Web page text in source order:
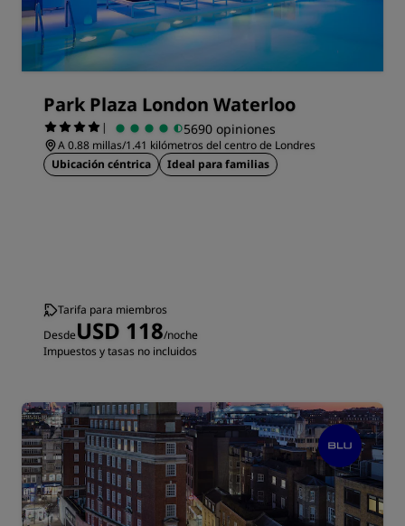
Park Plaza London Waterloo
| 5690 opiniones
A 0.88 millas/1.41 kilómetros del centro de Londres
Ubicación céntrica
Ideal para familias
Tarifa para miembros
DesdeUSD 118/noche
Impuestos y tasas no incluidos